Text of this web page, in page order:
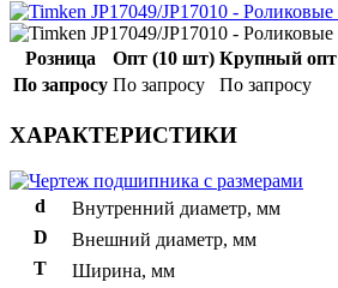
Розница Опт (10 шт) Крупный опт
По запросу По запросу По запросу
ХАРАКТЕРИСТИКИ
d Внутренний диаметр, мм
D
Внешний диаметр, мм
T
Ширина, мм